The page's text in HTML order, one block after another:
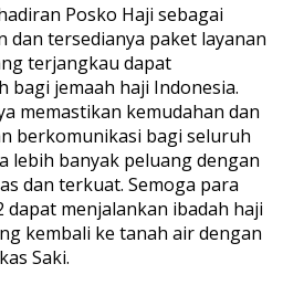
Posko Haji sebagai
dan tersedianya paket layanan
terjangkau dapat
bagi jemaah haji Indonesia.
memastikan kemudahan dan
berkomunikasi bagi seluruh
lebih banyak peluang dengan
dan terkuat. Semoga para
dapat menjalankan ibadah haji
kembali ke tanah air dengan
Saki.